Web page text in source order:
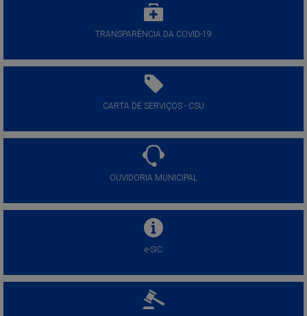
TRANSPARÊNCIA DA COVID-19
CARTA DE SERVIÇOS - CSU
OUVIDORIA MUNICIPAL
e-SIC